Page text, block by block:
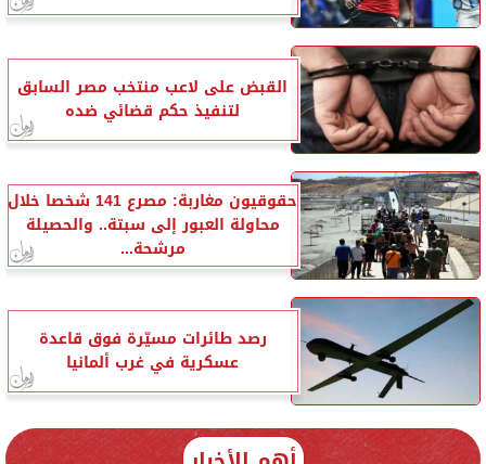
القبض على لاعب منتخب مصر السابق
لتنفيذ حكم قضائي ضده
حقوقيون مغاربة: مصرع 141 شخصا خلال
محاولة العبور إلى سبتة.. والحصيلة
مرشحة...
رصد طائرات مسيّرة فوق قاعدة
عسكرية في غرب ألمانيا